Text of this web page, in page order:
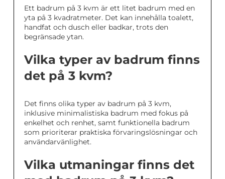
Ett badrum på 3 kvm är ett litet badrum med en
yta på 3 kvadratmeter. Det kan innehålla toalett,
handfat och dusch eller badkar, trots den
begränsade ytan.
Vilka typer av badrum finns
det på 3 kvm?
Det finns olika typer av badrum på 3 kvm,
inklusive minimalistiska badrum med fokus på
enkelhet och renhet, samt funktionella badrum
som prioriterar praktiska förvaringslösningar och
användarvänlighet.
Vilka utmaningar finns det